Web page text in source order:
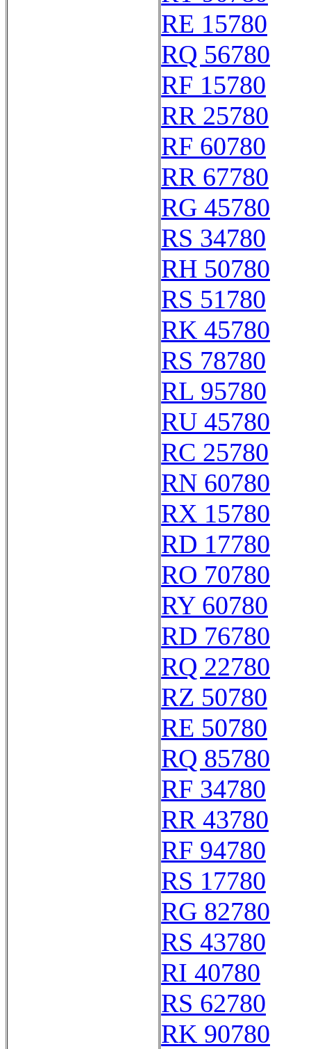
RE 15780
RQ 56780
RF 15780
RR 25780
RF 60780
RR 67780
RG 45780
RS 34780
RH 50780
RS 51780
RK 45780
RS 78780
RL 95780
RU 45780
RC 25780
RN 60780
RX 15780
RD 17780
RO 70780
RY 60780
RD 76780
RQ 22780
RZ 50780
RE 50780
RQ 85780
RF 34780
RR 43780
RF 94780
RS 17780
RG 82780
RS 43780
RI 40780
RS 62780
RK 90780